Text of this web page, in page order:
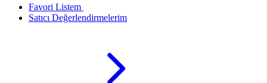
Favori Listem
Satıcı Değerlendirmelerim